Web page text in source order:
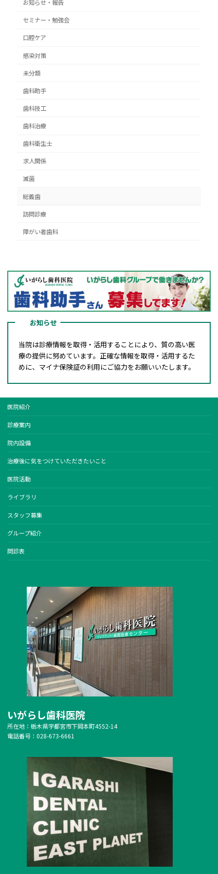
お知らせ・報告
セミナー・勉強会
口腔ケア
感染対策
未分類
歯科助手
歯科技工
歯科治療
歯科衛生士
求人関係
滅菌
総義歯
訪問診療
障がい者歯科
お知らせ
当院は診療情報を取得・活用することにより、質の高い医
療の提供に努めています。正確な情報を取得・活用するた
めに、マイナ保険証の利用にご協力をお願いいたします。
医院紹介
診療案内
院内設備
治療後に気をつけていただきたいこと
医院活動
ライブラリ
スタッフ募集
グループ紹介
問診表
いがらし歯科医院
所在地：栃木県宇都宮市下岡本町4552-14
電話番号：028-673-6661